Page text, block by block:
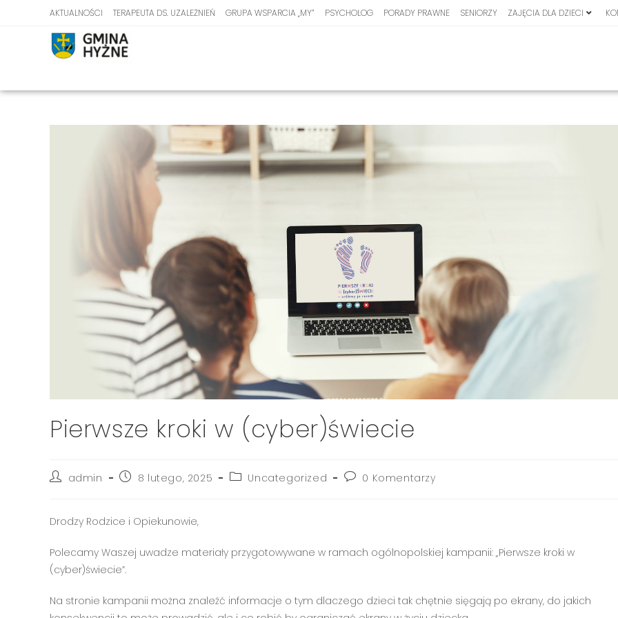
AKTUALNOŚCI TERAPEUTA DS. UZALEŻNIEŃ GRUPA WSPARCIA „MY” PSYCHOLOG PORADY PRAWNE SENIORZY ZAJĘCIA DLA DZIECI
Pierwsze kroki w (cyber)świecie
admin 8 lutego, 2025 Uncategorized 0 Komentarzy
Drodzy Rodzice i Opiekunowie,
Polecamy Waszej uwadze materiały przygotowywane w ramach ogólnopolskiej kampanii: „Pierwsze kroki w
(cyber)świecie”.
Na stronie kampanii można znaleźć informacje o tym dlaczego dzieci tak chętnie sięgają po ekrany, do jakich